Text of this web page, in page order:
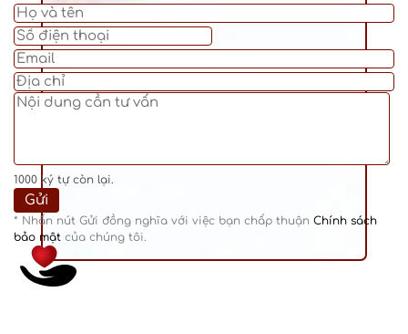
1000 ký tự còn lại.
* Nhấn nút Gửi đồng nghĩa với việc bạn chấp thuận Chính sách
bảo mật của chúng tôi.